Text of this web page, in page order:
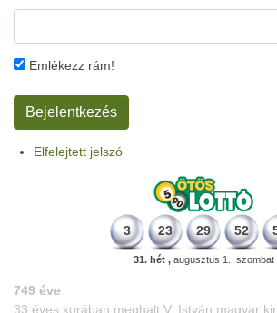
Emlékezz rám!
Elfelejtett jelszó
3 23 29 52
31. hét ,augusztus 1., szombat